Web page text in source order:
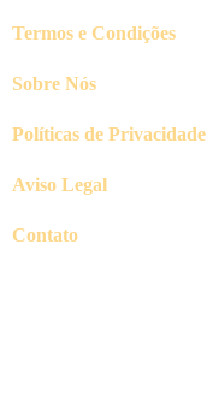
Termos e Condições
Sobre Nós
Políticas de Privacidade
Aviso Legal
Contato